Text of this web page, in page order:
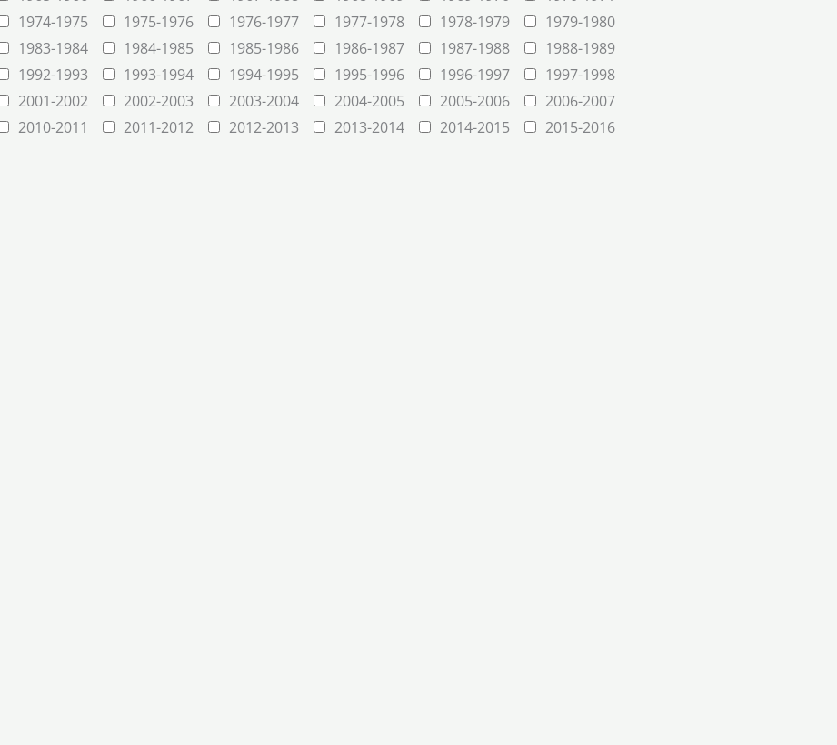
1974-1975 1975-1976 1976-1977 1977-1978 1978-1979
1979-1980
1983-1984 1984-1985 1985-1986 1986-1987 1987-1988
1988-1989
1992-1993 1993-1994 1994-1995 1995-1996 1996-1997
1997-1998
2001-2002 2002-2003 2003-2004 2004-2005 2005-2006
2006-2007
2010-2011 2011-2012 2012-2013 2013-2014 2014-2015
2015-2016